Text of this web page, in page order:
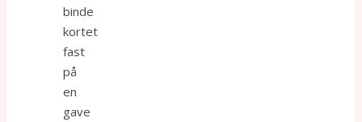
binde
kortet
fast
på
en
gave